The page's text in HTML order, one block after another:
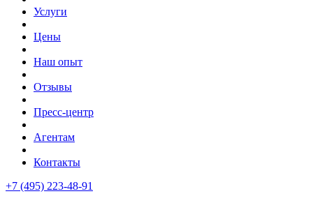
Услуги
Цены
Наш опыт
Отзывы
Пресс-центр
Агентам
Контакты
+7 (495) 223-48-91